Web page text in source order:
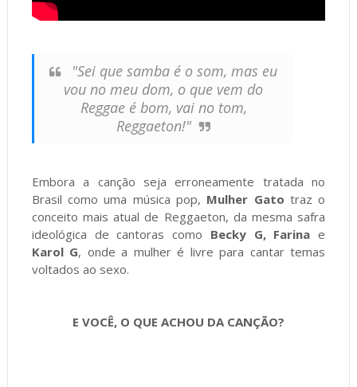
"Sei que samba é o som, mas eu
vou no meu dom, o que vem do
Reggae é bom, vai no tom,
Reggaeton!"
Embora a canção seja erroneamente tratada no
Brasil como uma música pop, Mulher Gato traz o
conceito mais atual de Reggaeton, da mesma safra
ideológica de cantoras como Becky G, Farina e
Karol G, onde a mulher é livre para cantar temas
voltados ao sexo.
E VOCÊ, O QUE ACHOU DA CANÇÃO?